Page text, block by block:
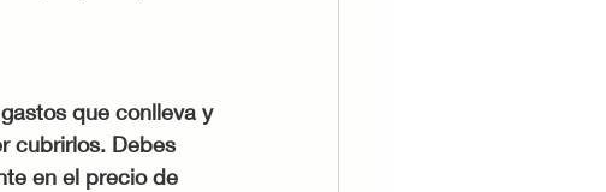
que conlleva y
cubrirlos. Debes
en el precio de